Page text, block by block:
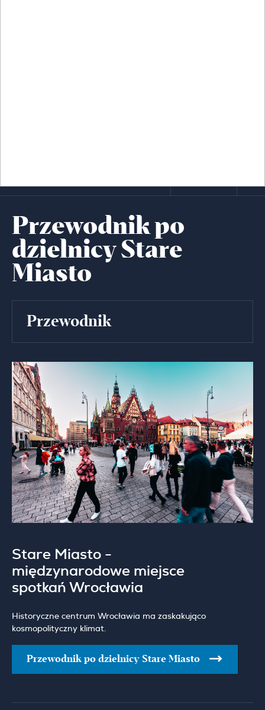
Przewodnik po
dzielnicy Stare
Miasto
Przewodnik
Stare Miasto -
międzynarodowe miejsce
spotkań Wrocławia
Historyczne centrum Wrocławia ma zaskakująco
kosmopolityczny klimat.
Przewodnik po dzielnicy Stare Miasto